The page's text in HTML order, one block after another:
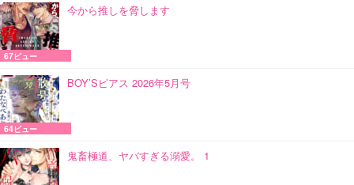
今から推しを脅します
67ビュー
BOY’Sピアス 2026年5月号
64ビュー
鬼畜極道、ヤバすぎる溺愛。 1